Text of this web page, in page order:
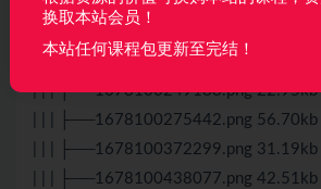
| | | ├──1678100108619.png 25.58kb
| | | ├──1678100249188.png 22.95kb
| | | ├──1678100275442.png 56.70kb
| | | ├──1678100372299.png 31.19kb
| | | ├──1678100438077.png 42.51kb
换取本站会员！
本站任何课程包更新至完结！